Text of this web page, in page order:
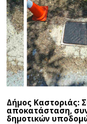
Δήμος Καστοριάς:
αποκατάσταση,
δημοτικών